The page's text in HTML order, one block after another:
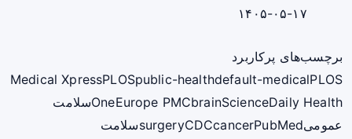
برچسب‌های پرکاربرد
Medical XpressPLOSpublic-healthdefault-medicalPLOS
OneEurope PMCbrainScienceDaily Health
سلامت
عمومی
surgeryCDCcancerPubMed
سلامت